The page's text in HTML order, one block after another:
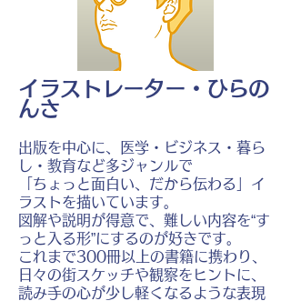
イラストレーター・ひらの
んさ
出版を中心に、医学・ビジネス・暮ら
し・教育など多ジャンルで
「ちょっと面白い、だから伝わる」イ
ラストを描いています。
図解や説明が得意で、難しい内容を“す
っと入る形”にするのが好きです。
これまで300冊以上の書籍に携わり、
日々の街スケッチや観察をヒントに、
読み手の心が少し軽くなるような表現